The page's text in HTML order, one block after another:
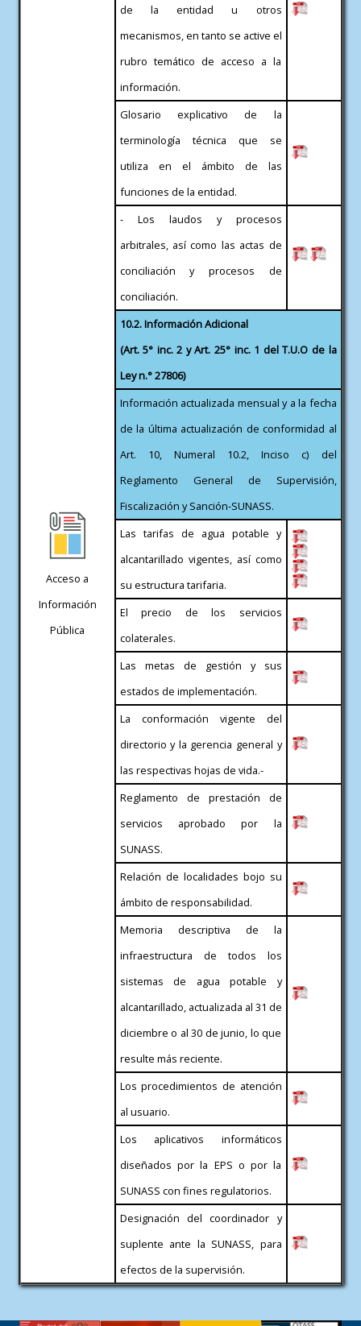
Acceso a
Información
Pública
de la entidad u otros
mecanismos, en tanto se active el
rubro temático de acceso a la
información.
Glosario explicativo de la
terminología técnica que se
utiliza en el ámbito de las
funciones de la entidad.
- Los laudos y procesos
arbitrales, así como las actas de
conciliación y procesos de
conciliación.
10.2. Información Adicional
(Art. 5° inc. 2 y Art. 25° inc. 1 del T.U.O de la
Ley n.° 27806)
Información actualizada mensual y a la fecha
de la última actualización de conformidad al
Art. 10, Numeral 10.2, Inciso c) del
Reglamento General de Supervisión,
Fiscalización y Sanción-SUNASS.
Las tarifas de agua potable y
alcantarillado vigentes, así como
su estructura tarifaria.
El precio de los servicios
colaterales.
Las metas de gestión y sus
estados de implementación.
La conformación vigente del
directorio y la gerencia general y
las respectivas hojas de vida.-
Reglamento de prestación de
servicios aprobado por la
SUNASS.
Relación de localidades bojo su
ámbito de responsabilidad.
Memoria descriptiva de la
infraestructura de todos los
sistemas de agua potable y
alcantarillado, actualizada al 31 de
diciembre o al 30 de junio, lo que
resulte más reciente.
Los procedimientos de atención
al usuario.
Los aplicativos informáticos
diseñados por la EPS o por la
SUNASS con fines regulatorios.
Designación del coordinador y
suplente ante la SUNASS, para
efectos de la supervisión.